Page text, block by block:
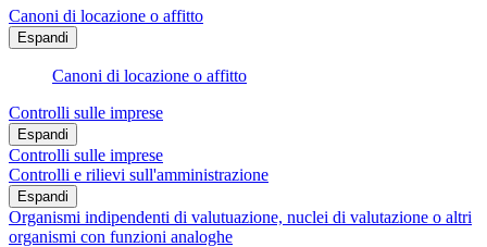
Canoni di locazione o affitto
Espandi
Canoni di locazione o affitto
Controlli sulle imprese
Espandi
Controlli sulle imprese
Controlli e rilievi sull'amministrazione
Espandi
Organismi indipendenti di valutuazione, nuclei di valutazione o altri
organismi con funzioni analoghe